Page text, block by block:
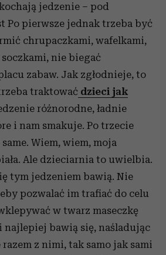
jedzenie – pod
Po pierwsze jednak trzeba być
chrupaczkami, wafelkami,
nie biegać
zabaw. Jak zgłodnieje, to
traktować dzieci jak
różnorodne, ładnie
i nam smakuje. Po trzecie
Wiem, wiem, moja
Ale dzieciarnia to uwielbia.
tym jedzeniem bawią. Nie
pozwalać im trafiać do celu
w twarz maseczkę
najlepiej bawią się, naśladując
razem z nimi, tak samo jak sami